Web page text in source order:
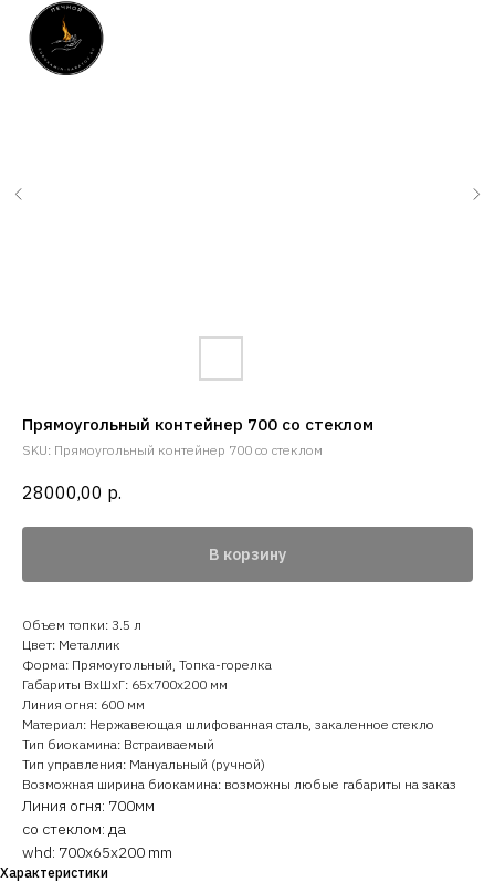
Прямоугольный контейнер 700 со стеклом
SKU: Прямоугольный контейнер 700 со стеклом
28000,00 р.
В корзину
Объем топки: 3.5 л
Цвет: Металлик
Форма: Прямоугольный, Топка-горелка
Габариты ВхШхГ: 65х700х200 мм
Линия огня: 600 мм
Материал: Нержавеющая шлифованная сталь, закаленное стекло
Тип биокамина: Встраиваемый
Тип управления: Мануальный (ручной)
Возможная ширина биокамина: возможны любые габариты на заказ
Линия огня: 700мм
со стеклом: да
whd: 700x65x200 mm
Характеристики